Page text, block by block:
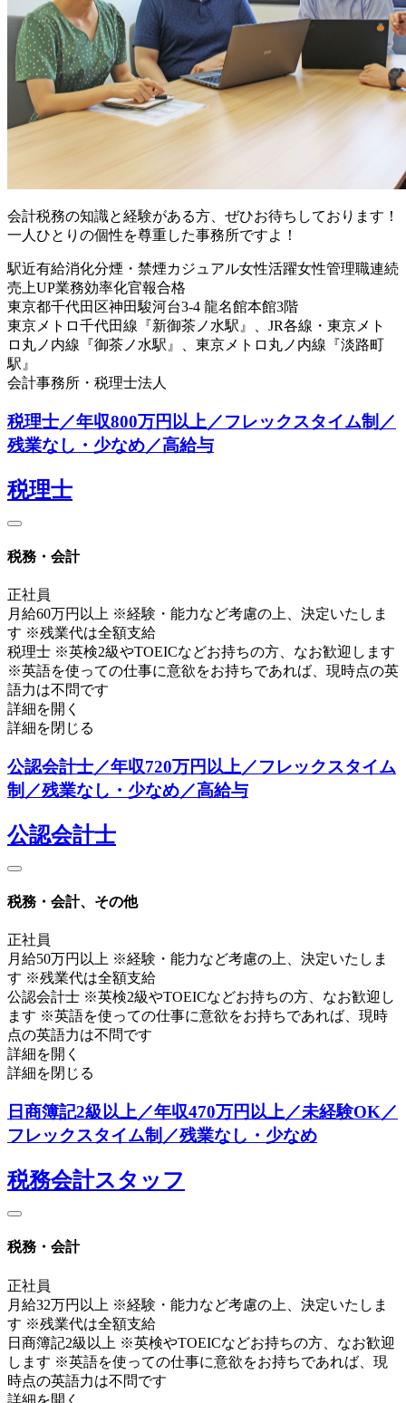
会計税務の知識と経験がある方、ぜひお待ちしております！
一人ひとりの個性を尊重した事務所ですよ！
駅近有給消化分煙・禁煙カジュアル女性活躍女性管理職連続
売上UP業務効率化官報合格
東京都千代田区神田駿河台3-4 龍名館本館3階
東京メトロ千代田線『新御茶ノ水駅』、JR各線・東京メト
ロ丸ノ内線『御茶ノ水駅』、東京メトロ丸ノ内線『淡路町
駅』
会計事務所・税理士法人
税理士／年収800万円以上／フレックスタイム制／
残業なし・少なめ／高給与
税理士
税務・会計
正社員
月給60万円以上 ※経験・能力など考慮の上、決定いたしま
す ※残業代は全額支給
税理士 ※英検2級やTOEICなどお持ちの方、なお歓迎します
※英語を使っての仕事に意欲をお持ちであれば、現時点の英
語力は不問です
詳細を開く
詳細を閉じる
公認会計士／年収720万円以上／フレックスタイム
制／残業なし・少なめ／高給与
公認会計士
税務・会計、その他
正社員
月給50万円以上 ※経験・能力など考慮の上、決定いたしま
す ※残業代は全額支給
公認会計士 ※英検2級やTOEICなどお持ちの方、なお歓迎し
ます ※英語を使っての仕事に意欲をお持ちであれば、現時
点の英語力は不問です
詳細を開く
詳細を閉じる
日商簿記2級以上／年収470万円以上／未経験OK／
フレックスタイム制／残業なし・少なめ
税務会計スタッフ
税務・会計
正社員
月給32万円以上 ※経験・能力など考慮の上、決定いたしま
す ※残業代は全額支給
日商簿記2級以上 ※英検やTOEICなどお持ちの方、なお歓迎
します ※英語を使っての仕事に意欲をお持ちであれば、現
時点の英語力は不問です
詳細を開く